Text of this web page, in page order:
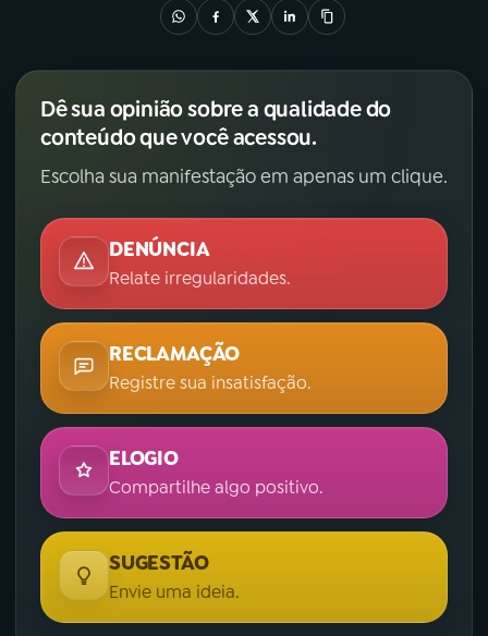
Dê sua opinião sobre a qualidade do
conteúdo que você acessou.
Escolha sua manifestação em apenas um clique.
DENÚNCIA
Relate irregularidades.
RECLAMAÇÃO
Registre sua insatisfação.
ELOGIO
Compartilhe algo positivo.
SUGESTÃO
Envie uma ideia.